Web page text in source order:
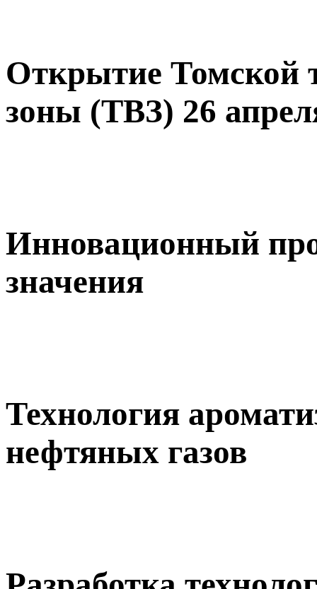
Открытие Томской
зоны (ТВЗ) 26
Инновационный
значения
Технология
нефтяных газов